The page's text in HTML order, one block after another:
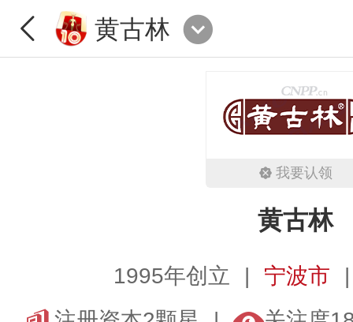
黄古林
我要认领
黄古林
1995年创立
宁波市